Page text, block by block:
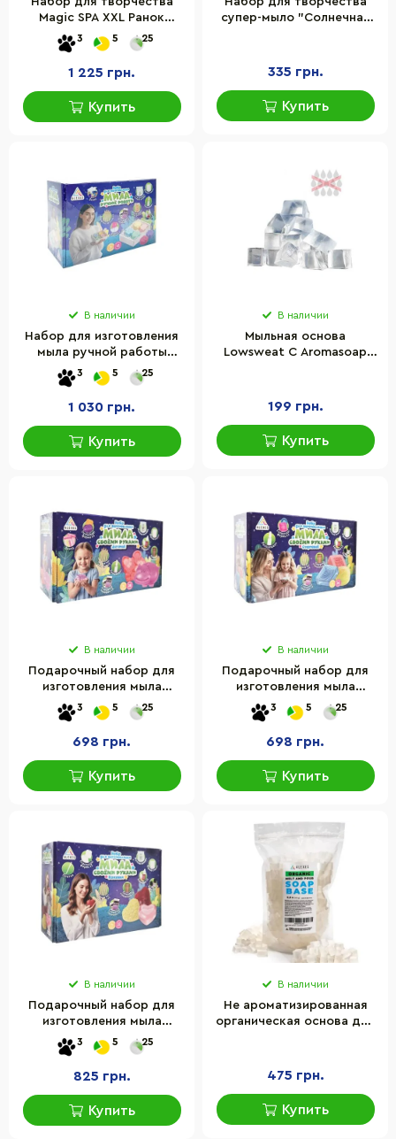
Magic SPA XXL Ранок
10100613 натуральные
компоненты
3 5 25
1 225 грн.
Купить
супер-мыло "Солнечная
335 грн.
Купить
В наличии
Набор для изготовления
мыла ручной работы
Глицериновый Alexes SBM-
002
3 5 25
1 030 грн.
Купить
В наличии
Мыльная основа
Lowsweat C Аromasoap
199 грн.
Купить
В наличии
Подарочный набор для
изготовления мыла
ручной работы Alexes
SBM-003 Детский
3 5 25
698 грн.
Купить
В наличии
Подарочный набор для
изготовления мыла
ручной работы Alexes
SBM-004 Стартовый
3 5 25
698 грн.
Купить
В наличии
Подарочный набор для
изготовления мыла
ручной работы Любовь
Alexes SBM-005
3 5 25
825 грн.
Купить
В наличии
Не ароматизированная
органическая основа для
475 грн.
Купить